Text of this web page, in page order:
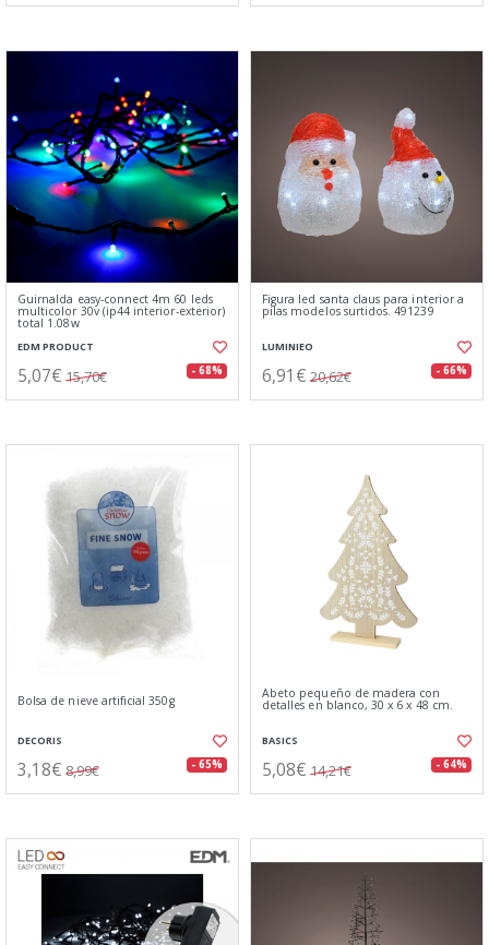
Guirnalda easy-connect 4m 60 leds
multicolor 30v (ip44 interior-exterior)
total 1.08w
EDM PRODUCT
5,07€ 15,70€ - 68%
Figura led santa claus para interior a
pilas modelos surtidos. 491239
LUMINIEO
6,91€ 20,62€ - 66%
Bolsa de nieve artificial 350g
DECORIS
3,18€ 8,99€ - 65%
Abeto pequeño de madera con
detalles en blanco, 30 x 6 x 48 cm.
BASICS
5,08€ 14,21€ - 64%